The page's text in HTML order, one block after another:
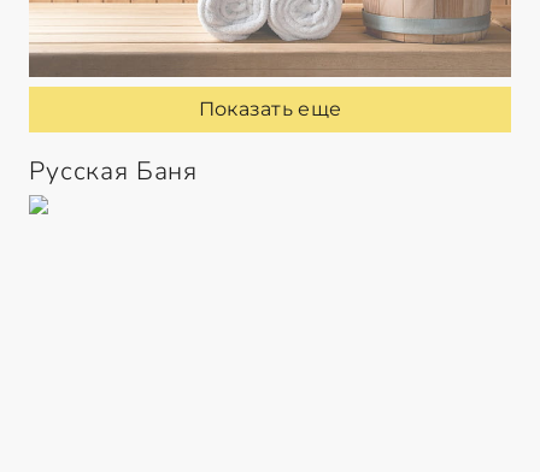
Показать еще
Русская Баня